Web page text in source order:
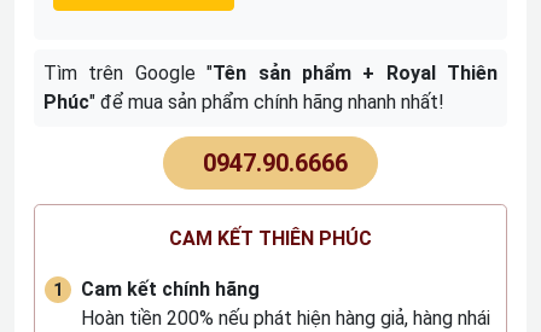
Tìm trên Google "Tên sản phẩm + Royal Thiên
Phúc" để mua sản phẩm chính hãng nhanh nhất!
0947.90.6666
CAM KẾT THIÊN PHÚC
Cam kết chính hãng
Hoàn tiền 200% nếu phát hiện hàng giả, hàng nhái